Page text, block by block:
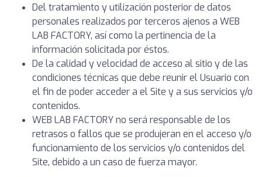
Del tratamiento y utilización posterior de datos
personales realizados por terceros ajenos a WEB
LAB FACTORY, así como la pertinencia de la
información solicitada por éstos.
De la calidad y velocidad de acceso al sitio y de las
condiciones técnicas que debe reunir el Usuario con
el fin de poder acceder a el Site y a sus servicios y/o
contenidos.
WEB LAB FACTORY no será responsable de los
retrasos o fallos que se produjeran en el acceso y/o
funcionamiento de los servicios y/o contenidos del
Site, debido a un caso de fuerza mayor.